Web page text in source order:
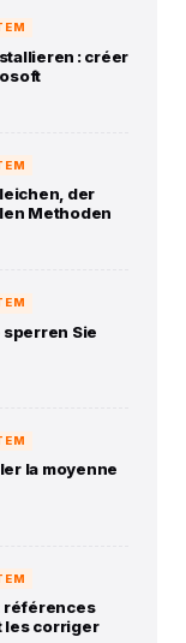
: créer
der
Methoden
sperren Sie
la moyenne
références
les corriger